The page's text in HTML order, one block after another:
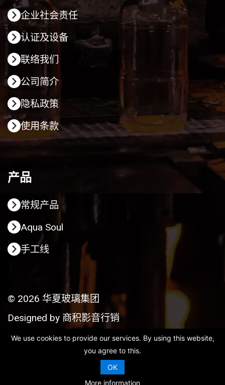
企业社会责任
认证及设备
联络我们
公司简介
隐私政策
使用条款
产品
常规产品
Aqua Soul
手工线
© 2026 华夏玻璃集团
Designed by 商积影音行销
We use cookies to provide our services. By using this website,
you agree to this.
OK
More information